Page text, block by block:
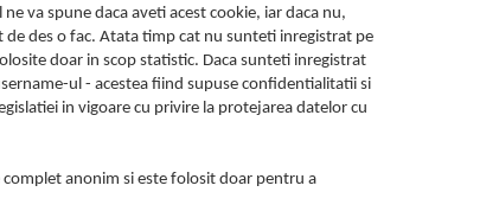
va spune daca aveti acest cookie, iar daca nu,
des o fac. Atata timp cat nu sunteti inregistrat pe
doar in scop statistic. Daca sunteti inregistrat
ul - acestea fiind supuse confidentialitatii si
in vigoare cu privire la protejarea datelor cu
anonim si este folosit doar pentru a